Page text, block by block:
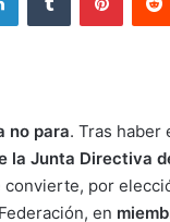
no para. Tras haber
la Junta Directiva
convierte, por
en